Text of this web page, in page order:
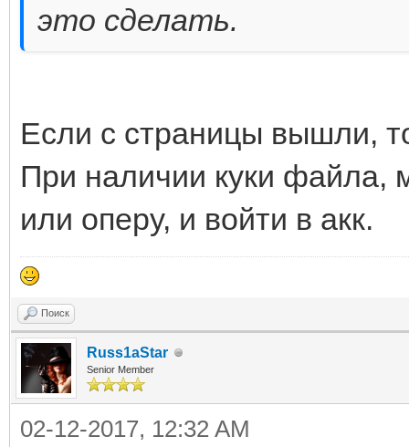
это сделать.
Если с страницы вышли,
При наличии куки файла,
или оперу, и войти в акк.
Поиск
Russ1aStar
Senior Member
02-12-2017, 12:32 AM